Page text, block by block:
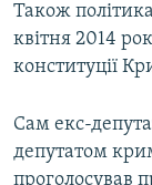
Також
квітня 2014
конституції
Сам екс-
депутатом
проголосував